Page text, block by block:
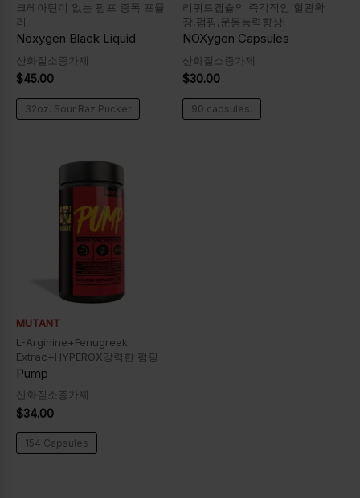
크레아틴이 없는 펌프 증폭 포뮬
러
Noxygen Black Liquid
산화질소증가제
$45.00
32oz. Sour Raz Pucker
리퀴드캡슐의 즉각적인 혈관확
장,펌핑,운동능력향상!
NOXygen Capsules
산화질소증가제
$30.00
90 capsules.
MUTANT
L-Arginine+Fenugreek
Extrac+HYPEROX강력한 펌핑
Pump
산화질소증가제
$34.00
154 Capsules